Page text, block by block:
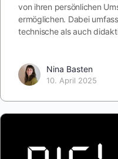
von ihren persönlichen
ermöglichen. Dabei
technische als auch
Nina Basten
10. April 2025